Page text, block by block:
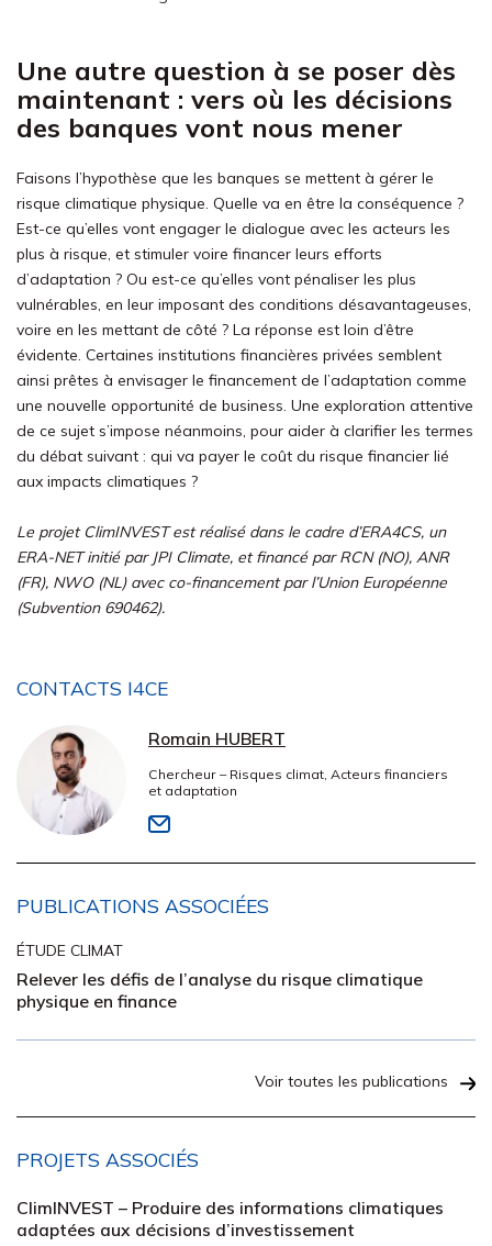
Une autre question à se poser dès
maintenant : vers où les décisions
des banques vont nous mener
Faisons l’hypothèse que les banques se mettent à gérer le
risque climatique physique. Quelle va en être la conséquence ?
Est-ce qu’elles vont engager le dialogue avec les acteurs les
plus à risque, et stimuler voire financer leurs efforts
d’adaptation ? Ou est-ce qu’elles vont pénaliser les plus
vulnérables, en leur imposant des conditions désavantageuses,
voire en les mettant de côté ? La réponse est loin d’être
évidente. Certaines institutions financières privées semblent
ainsi prêtes à envisager le financement de l’adaptation comme
une nouvelle opportunité de business. Une exploration attentive
de ce sujet s’impose néanmoins, pour aider à clarifier les termes
du débat suivant : qui va payer le coût du risque financier lié
aux impacts climatiques ?
Le projet ClimINVEST est réalisé dans le cadre d’ERA4CS, un
ERA-NET initié par JPI Climate, et financé par RCN (NO), ANR
(FR), NWO (NL) avec co-financement par l’Union Européenne
(Subvention 690462).
CONTACTS I4CE
Romain HUBERT
Chercheur – Risques climat, Acteurs financiers
et adaptation
PUBLICATIONS ASSOCIÉES
ÉTUDE CLIMAT
Relever les défis de l’analyse du risque climatique
physique en finance
Voir toutes les publications
PROJETS ASSOCIÉS
ClimINVEST – Produire des informations climatiques
adaptées aux décisions d’investissement